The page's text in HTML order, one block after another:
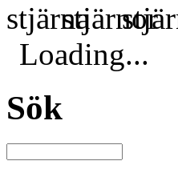
Loading...
Sök